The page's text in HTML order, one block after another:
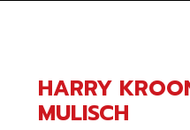
HARRY
MULISCH